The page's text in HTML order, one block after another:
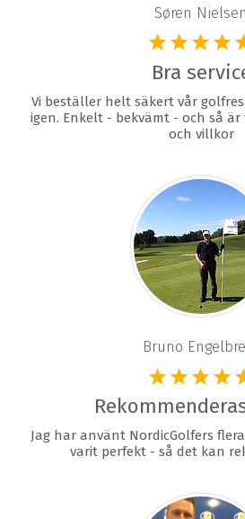
Søren Nielsen
Bra
Vi beställer helt säkert vår
igen. Enkelt - bekvämt - och så
och villkor
Bruno
Jag har använt NordicGolfers
varit perfekt - så det kan